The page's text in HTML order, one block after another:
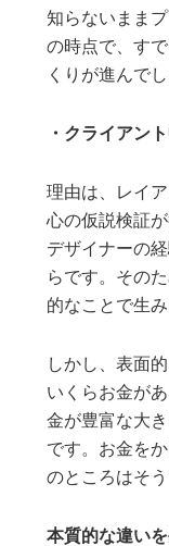
知らないまま
の時点で、す
くりが進んで
・クライアン
理由は、レイ
心の仮説検証
デザイナーの
らです。その
的なことで生
しかし、表面
いくらお金が
金が豊富な大
です。お金を
のところはそ
本質的な違い